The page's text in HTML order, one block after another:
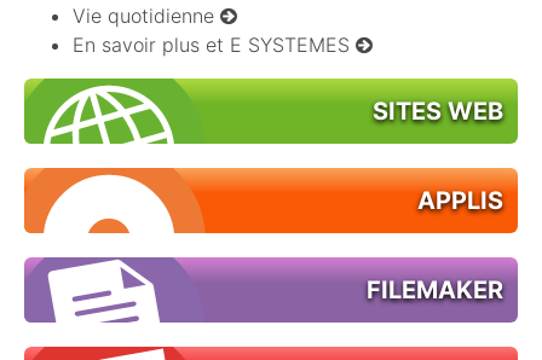
Vie quotidienne
En savoir plus et E SYSTEMES
SITES WEB
APPLIS
FILEMAKER